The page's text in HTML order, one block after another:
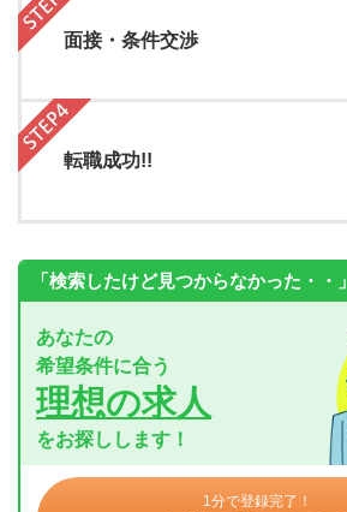
面接・条件交渉
転職成功!!
「検索したけど見つからなかった・・」
あなたの
希望条件に合う
理想の求人
をお探しします！
1分で登録完了！